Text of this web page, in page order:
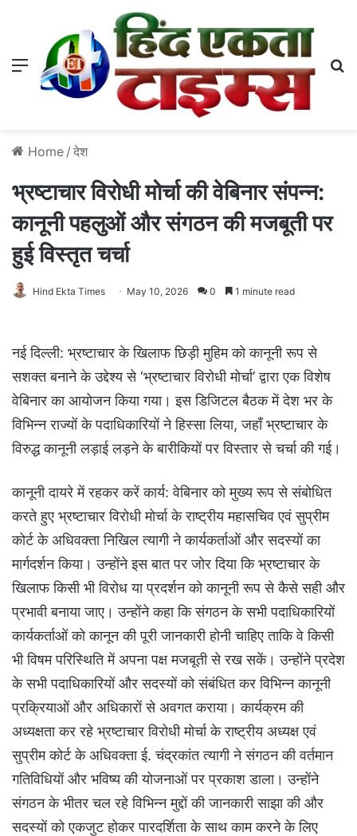
Menu
Home / देश
भ्रष्टाचार विरोधी मोर्चा की वेबिनार संपन्न:
कानूनी पहलुओं और संगठन की मजबूती पर
हुई विस्तृत चर्चा
Hind Ekta Times May 10, 2026 0 1 minute read
​नई दिल्ली: भ्रष्टाचार के खिलाफ छिड़ी मुहिम को कानूनी रूप से
सशक्त बनाने के उद्देश्य से ‘भ्रष्टाचार विरोधी मोर्चा’ द्वारा एक विशेष
वेबिनार का आयोजन किया गया। इस डिजिटल बैठक में देश भर के
विभिन्न राज्यों के पदाधिकारियों ने हिस्सा लिया, जहाँ भ्रष्टाचार के
विरुद्ध कानूनी लड़ाई लड़ने के बारीकियों पर विस्तार से चर्चा की गई।
​कानूनी दायरे में रहकर करें कार्य: ​वेबिनार को मुख्य रूप से संबोधित
करते हुए भ्रष्टाचार विरोधी मोर्चा के राष्ट्रीय महासचिव एवं सुप्रीम
कोर्ट के अधिवक्ता निखिल त्यागी ने कार्यकर्ताओं और सदस्यों का
मार्गदर्शन किया। उन्होंने इस बात पर जोर दिया कि भ्रष्टाचार के
खिलाफ किसी भी विरोध या प्रदर्शन को कानूनी रूप से कैसे सही और
प्रभावी बनाया जाए। ​उन्होंने कहा कि संगठन के सभी पदाधिकारियों
कार्यकर्ताओं को कानून की पूरी जानकारी होनी चाहिए ताकि वे किसी
भी विषम परिस्थिति में अपना पक्ष मजबूती से रख सकें। उन्होंने प्रदेश
के सभी पदाधिकारियों और सदस्यों को संबंधित कर विभिन्न कानूनी
प्रक्रियाओं और अधिकारों से अवगत कराया। ​कार्यक्रम की
अध्यक्षता कर रहे भ्रष्टाचार विरोधी मोर्चा के राष्ट्रीय अध्यक्ष एवं
सुप्रीम कोर्ट के अधिवक्ता ई. चंद्रकांत त्यागी ने संगठन की वर्तमान
गतिविधियों और भविष्य की योजनाओं पर प्रकाश डाला। उन्होंने
संगठन के भीतर चल रहे विभिन्न मुद्दों की जानकारी साझा की और
सदस्यों को एकजुट होकर पारदर्शिता के साथ काम करने के लिए